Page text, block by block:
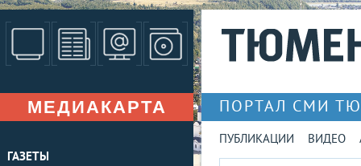
МЕДИАКАРТА
ГАЗЕТЫ
ПОРТАЛ СМИ
ПУБЛИКАЦИИ ВИДЕО